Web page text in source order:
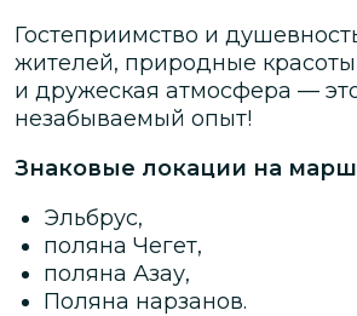
Гостеприимство и
жителей, природные
и дружеская атмосфера —
незабываемый опыт!
Знаковые локации на
Эльбрус,
поляна Чегет,
поляна Азау,
Поляна нарзанов.